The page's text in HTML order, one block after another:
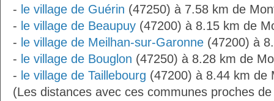
- le village de Guérin (47250) à 7.58 km de
- le village de Beaupuy (47200) à 8.15 km de
- le village de Meilhan-sur-Garonne (47200) à
- le village de Bouglon (47250) à 8.28 km de
- le village de Taillebourg (47200) à 8.44 km de
(Les distances avec ces communes proches